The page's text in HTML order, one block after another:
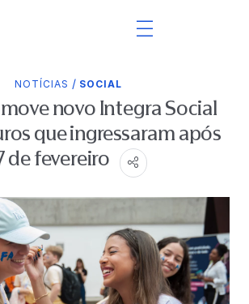
NOTÍCIAS / SOCIAL
novo Integra Social
que ingressaram após
de fevereiro